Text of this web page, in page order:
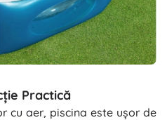
Practică
cu aer, piscina este ușor de